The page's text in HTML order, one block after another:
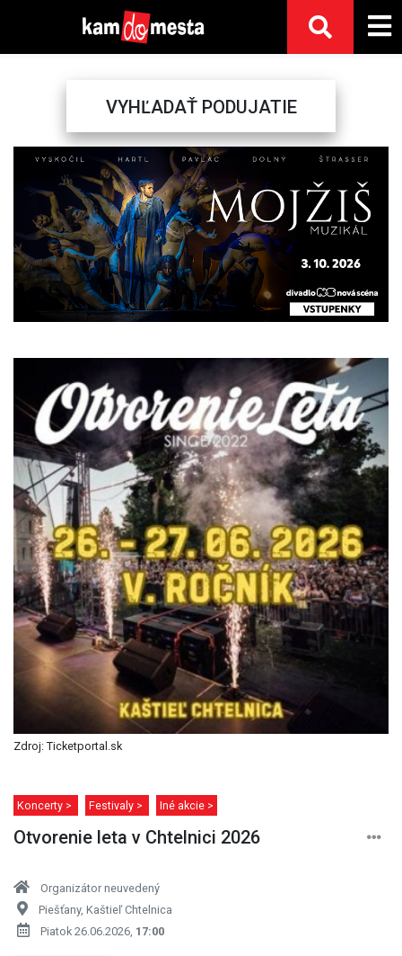
VYHĽADAŤ PODUJATIE
Previous
Zdroj: Ticketportal.sk
Koncerty > Festivaly > Iné akcie >
Otvorenie leta v Chtelnici 2026
Organizátor neuvedený
Piešťany, Kaštieľ Chtelnica
Piatok 26.06.2026, 17:00